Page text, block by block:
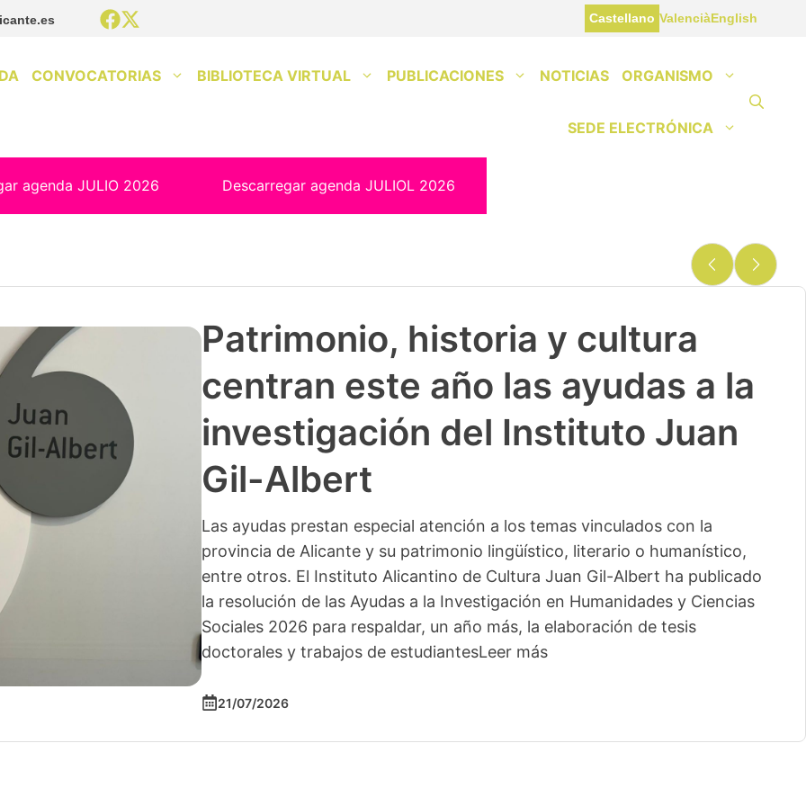
Castellano ValenciàEnglish
CONVOCATORIAS BIBLIOTECA VIRTUAL PUBLICACIONES NOTICIAS ORGANISMO
SEDE ELECTRÓNICA
agenda JULIO 2026 Descarregar agenda JULIOL 2026
Patrimonio, historia y cultura
centran este año las ayudas a la
investigación del Instituto Juan
Gil-Albert
Las ayudas prestan especial atención a los temas vinculados con la
provincia de Alicante y su patrimonio lingüístico, literario o humanístico,
entre otros. El Instituto Alicantino de Cultura Juan Gil-Albert ha publicado
la resolución de las Ayudas a la Investigación en Humanidades y Ciencias
Sociales 2026 para respaldar, un año más, la elaboración de tesis
doctorales y trabajos de estudiantesLeer más
21/07/2026